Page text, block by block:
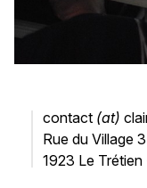
contact (at)
Rue du Village 3
1923 Le